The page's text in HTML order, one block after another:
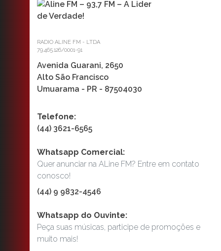
RADIO ALINE FM - LTDA
79.465.126/0001-91
Avenida Guarani, 2650
Alto São Francisco
Umuarama - PR - 87504030
Telefone:
(44) 3621-6565
Whatsapp Comercial:
Quer anunciar na ALine FM? Entre em contato
conosco!
(44) 9 9832-4546
Whatsapp do Ouvinte:
Peça suas músicas, participe de promoções e
muito mais!